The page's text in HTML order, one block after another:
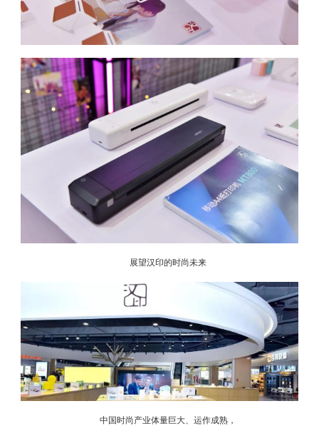
展望汉印的时尚未来
中国时尚产业体量巨大、运作成熟，